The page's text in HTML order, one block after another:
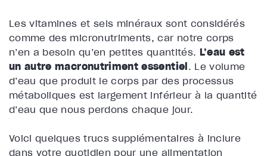
Les vitamines et sels minéraux sont considérés
comme des micronutriments, car notre corps
n’en a besoin qu’en petites quantités. L’eau est
un autre macronutriment essentiel. Le volume
d’eau que produit le corps par des processus
métaboliques est largement inférieur à la quantité
d’eau que nous perdons chaque jour.
Voici quelques trucs supplémentaires à inclure
dans votre quotidien pour une alimentation